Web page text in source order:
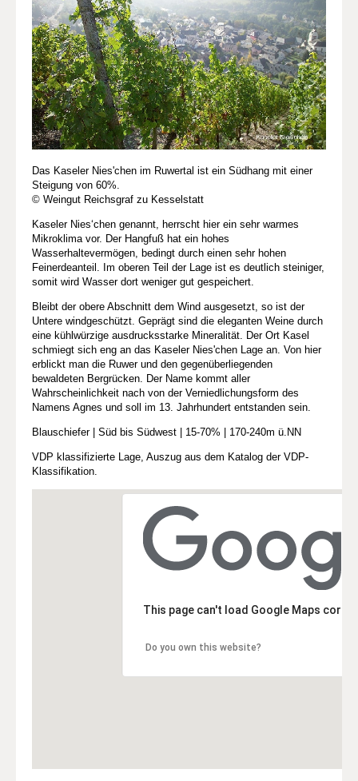
Das Kaseler Nies'chen im Ruwertal ist ein Südhang mit einer
Steigung von 60%.
© Weingut Reichsgraf zu Kesselstatt
Kaseler Nies‘chen genannt, herrscht hier ein sehr warmes
Mikroklima vor. Der Hangfuß hat ein hohes
Wasserhaltevermögen, bedingt durch einen sehr hohen
Feinerdeanteil. Im oberen Teil der Lage ist es deutlich steiniger,
somit wird Wasser dort weniger gut gespeichert.
Bleibt der obere Abschnitt dem Wind ausgesetzt, so ist der
Untere windgeschützt. Geprägt sind die eleganten Weine durch
eine kühlwürzige ausdrucksstarke Mineralität. Der Ort Kasel
schmiegt sich eng an das Kaseler Nies'chen Lage an. Von hier
erblickt man die Ruwer und den gegenüberliegenden
bewaldeten Bergrücken. Der Name kommt aller
Wahrscheinlichkeit nach von der Verniedlichungsform des
Namens Agnes und soll im 13. Jahrhundert entstanden sein.
Blauschiefer | Süd bis Südwest | 15-70% | 170-240m ü.NN
VDP klassifizierte Lage, Auszug aus dem Katalog der VDP-
Klassifikation.
This page can't load Google Maps
Do you own this website?